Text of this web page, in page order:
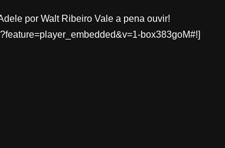
por Walt Ribeiro Vale a pena ouvir!
box383goM#!]